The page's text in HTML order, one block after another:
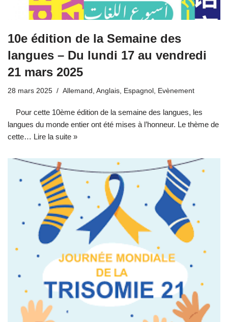
10e édition de la Semaine des
langues – Du lundi 17 au vendredi
21 mars 2025
28 mars 2025 Allemand , Anglais, Espagnol , Evènement
Pour cette 10ème édition de la semaine des langues, les
langues du monde entier ont été mises à l’honneur. Le thème de
cette… Lire la suite »